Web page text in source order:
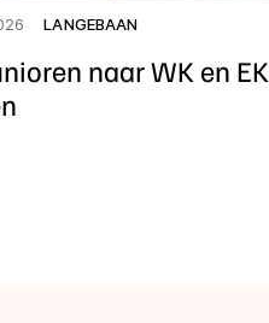
LANGEBAAN
naar WK en EK